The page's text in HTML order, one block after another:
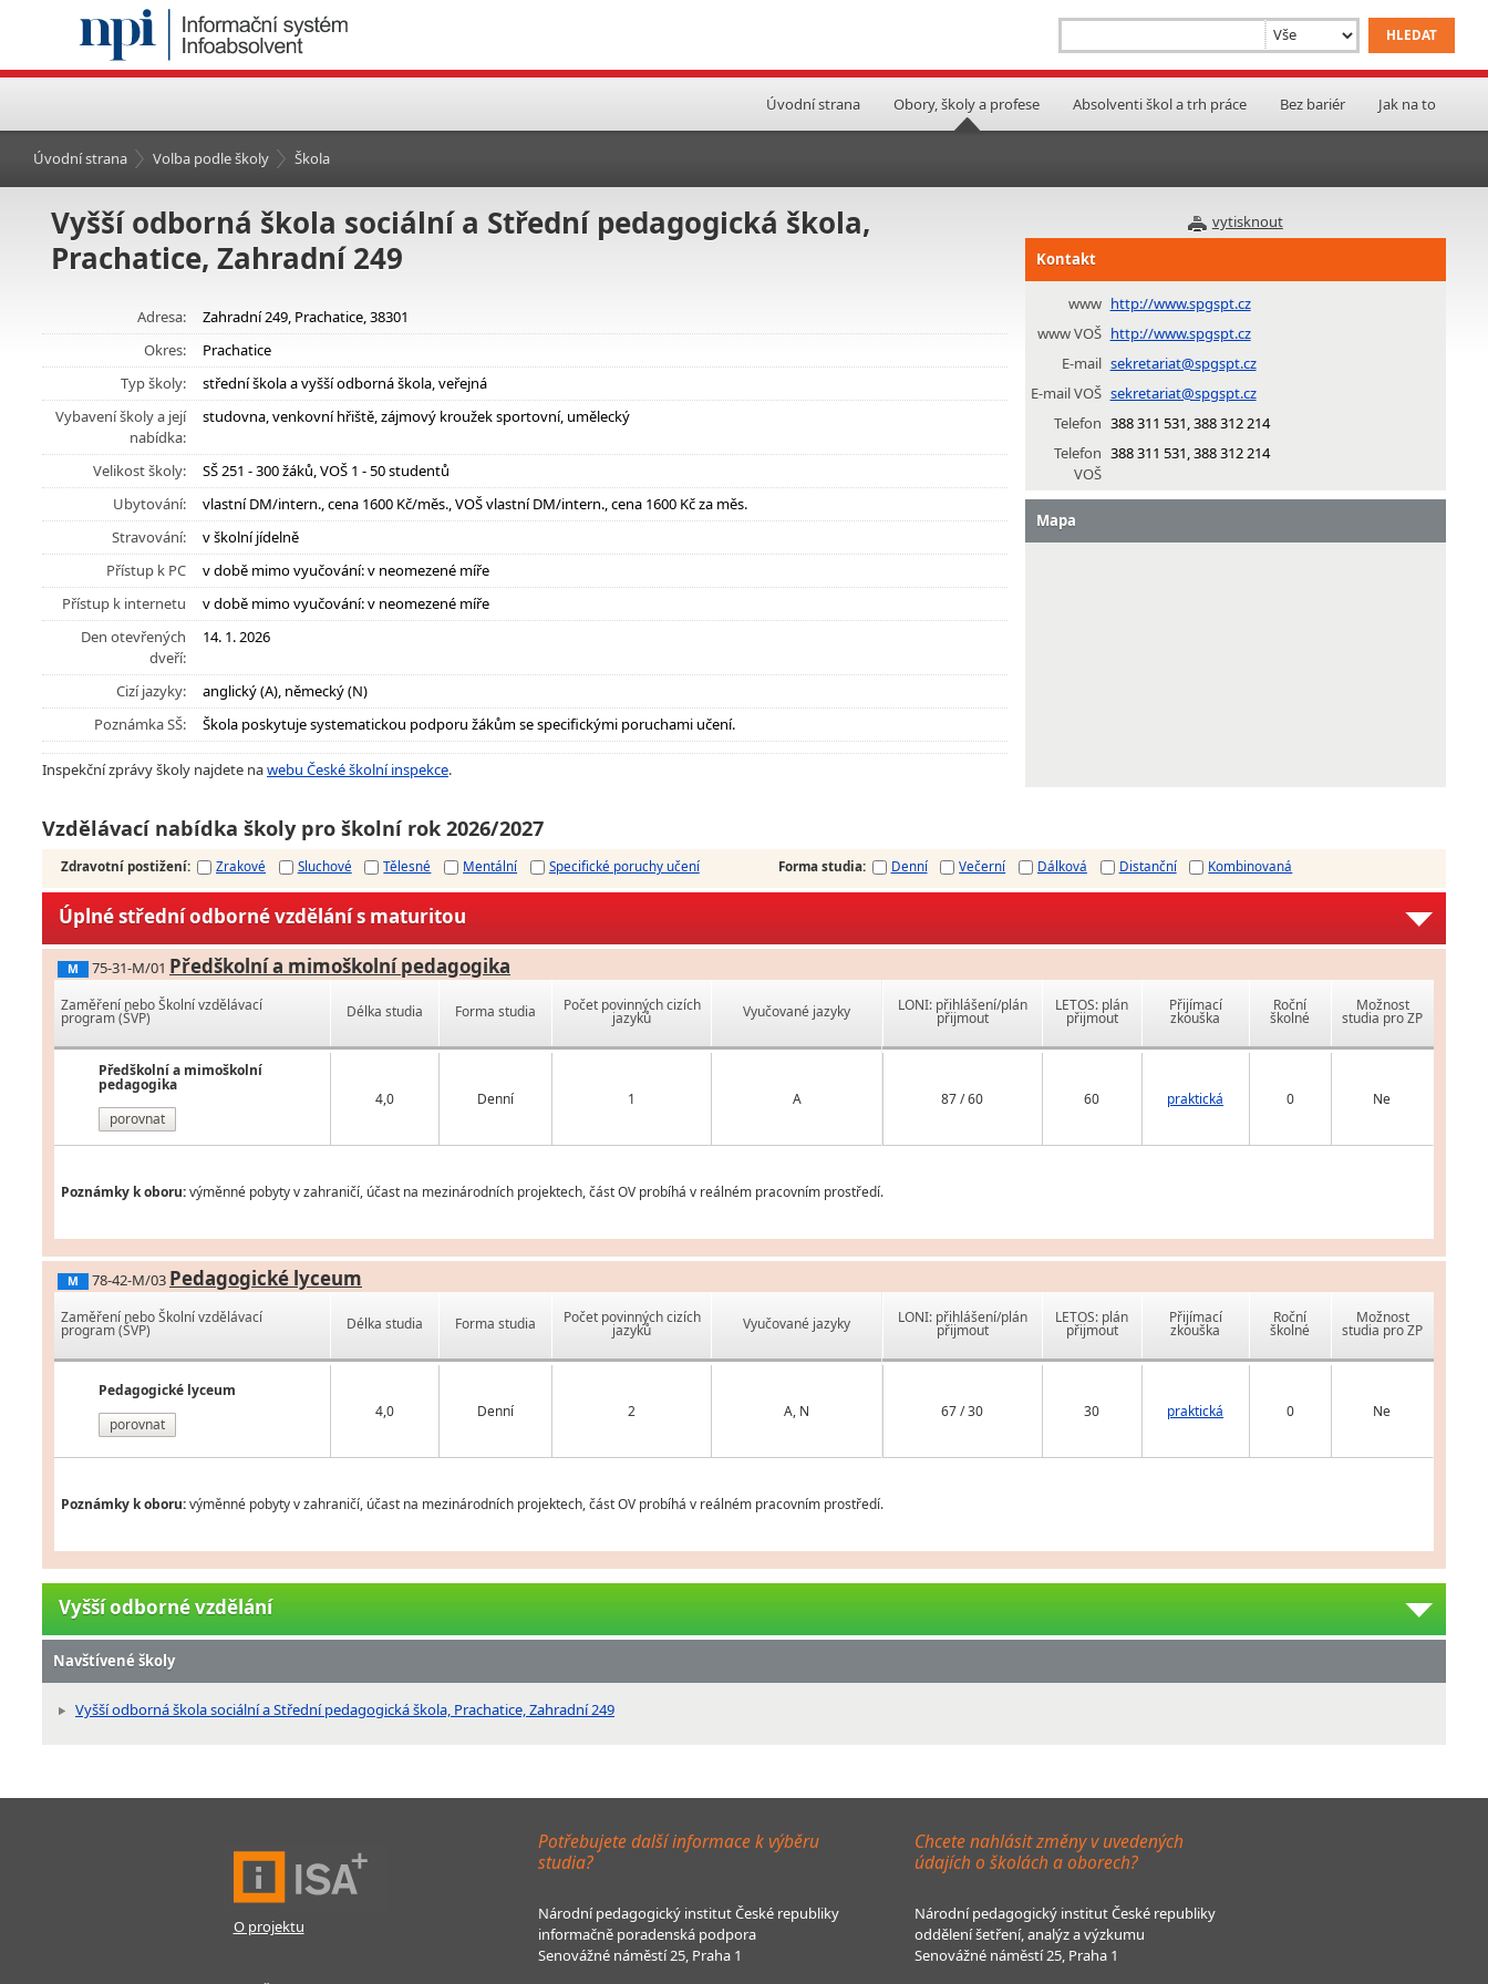
Úvodní strana Obory, školy a profese Absolventi škol a trh práce Bez bariér Jak na to
Úvodní strana Volba podle školy Škola
vytisknout
Vyšší odborná škola sociální a Střední pedagogická škola,
Prachatice, Zahradní 249
Adresa:
Zahradní 249, Prachatice, 38301
Okres:
Prachatice
Typ školy:
střední škola a vyšší odborná škola, veřejná
Vybavení školy a její
nabídka:
studovna, venkovní hřiště, zájmový kroužek sportovní, umělecký
Velikost školy:
SŠ 251 - 300 žáků, VOŠ 1 - 50 studentů
Ubytování:
vlastní DM/intern., cena 1600 Kč/měs., VOŠ vlastní DM/intern., cena 1600 Kč za měs.
Stravování:
v školní jídelně
Přístup k PC
v době mimo vyučování: v neomezené míře
Přístup k internetu
v době mimo vyučování: v neomezené míře
Den otevřených
dveří:
14. 1. 2026
Cizí jazyky:
anglický (A), německý (N)
Poznámka SŠ:
Škola poskytuje systematickou podporu žákům se specifickými poruchami učení.
Inspekční zprávy školy najdete nawebu České školní inspekce.
Kontakt
www http://www.spgspt.cz
www VOŠ http://www.spgspt.cz
E-mail sekretariat@spgspt.cz
E-mail VOŠ sekretariat@spgspt.cz
Telefon 388 311 531, 388 312 214
Telefon
VOŠ
388 311 531, 388 312 214
Mapa
Vzdělávací nabídka školy pro školní rok 2026/2027
Zdravotní postižení: Zrakové Sluchové Tělesné Mentální Specifické poruchy učení Forma studia: Denní Večerní Dálková Distanční Kombinovaná
Úplné střední odborné vzdělání s maturitou
M 75-31-M/01 Předškolní a mimoškolní pedagogika
Zaměření nebo Školní vzdělávací
program (ŠVP)
Předškolní a mimoškolní
pedagogika
porovnat
Délka studia Forma studia Počet povinných cizích
jazyků Vyučované jazyky
4,0 Denní 1 A
LONI: přihlášení/plán
přijmout
LETOS: plán
přijmout
Přijímací
zkouška
Roční
školné
Možnost
studia pro ZP
87 / 60 60 praktická 0 Ne
Poznámky k oboru:výměnné pobyty v zahraničí, účast na mezinárodních projektech, část OV probíhá v reálném pracovním prostředí.
M 78-42-M/03 Pedagogické lyceum
Zaměření nebo Školní vzdělávací
program (ŠVP)
Pedagogické lyceum
porovnat
Délka studia Forma studia Počet povinných cizích
jazyků Vyučované jazyky
4,0 Denní 2 A, N
LONI: přihlášení/plán
přijmout
LETOS: plán
přijmout
Přijímací
zkouška
Roční
školné
Možnost
studia pro ZP
67 / 30 30 praktická 0 Ne
Poznámky k oboru:výměnné pobyty v zahraničí, účast na mezinárodních projektech, část OV probíhá v reálném pracovním prostředí.
Vyšší odborné vzdělání
Navštívené školy
Vyšší odborná škola sociální a Střední pedagogická škola, Prachatice, Zahradní 249
O projektu
Potřebujete další informace k výběru
studia?
Národní pedagogický institut České republiky
informačně poradenská podpora
Senovážné náměstí 25, Praha 1
Chcete nahlásit změny v uvedených
údajích o školách a oborech?
Národní pedagogický institut České republiky
oddělení šetření, analýz a výzkumu
Senovážné náměstí 25, Praha 1